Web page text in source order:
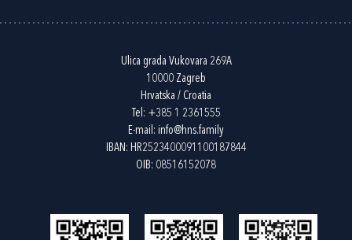
Ulica grada Vukovara 269A
10000 Zagreb
Hrvatska / Croatia
Tel: +385 1 2361555
E-mail: info@hns.family
IBAN: HR2523400091100187844
OIB: 08516152078